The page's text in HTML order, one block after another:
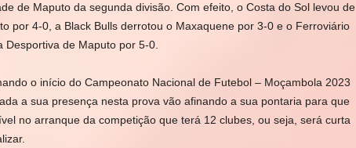
de Maputo da segunda divisão. Com efeito, o Costa do Sol levou de
por 4-0, a Black Bulls derrotou o Maxaquene por 3-0 e o Ferroviário
de Maputo por 5-0.
o início do Campeonato Nacional de Futebol – Moçambola 2023
a sua presença nesta prova vão afinando a sua pontaria para que
no arranque da competição que terá 12 clubes, ou seja, será curta